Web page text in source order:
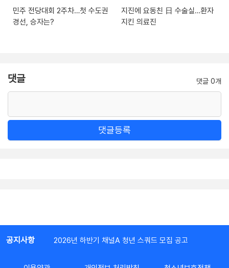
민주 전당대회 2주차…첫 수도권
경선, 승자는?
지진에 요동친 日 수술실…환자
지킨 의료진
댓글 댓글 0개
댓글등록
공지사항 2026년 하반기 채널A 청년 스쿼드 모집 공고